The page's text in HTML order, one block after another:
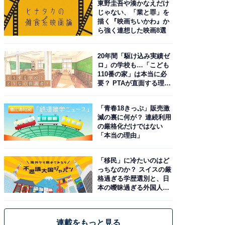
東野圭吾や湊かなえだけ
じゃない、「業と罪」を
描く『映画ちいかわ』か
ら強く連想した映画8選
20年間「駆け込み実績ゼ
ロ」の学校も…「こども
110番の家」は本当に必
要？ PTAが直面する理想
「青春18きっぷ」販売激
減の裏に何が？ 連続利用
の厳格化だけではない
「本当の理由」
「移民」に冷たいのはど
っちなのか？ スイスの厳
格過ぎる学歴選別と、日
本の曖昧過ぎる外国人政
連載をもっと見る